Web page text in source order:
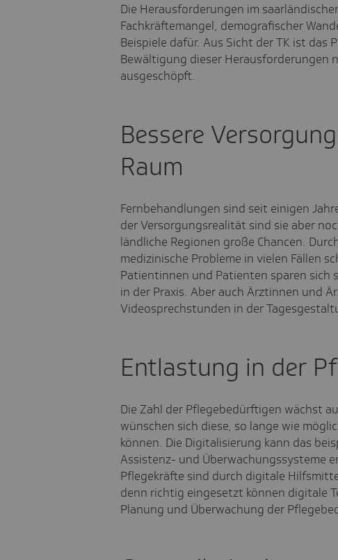
Die Herausforderungen im
Fachkräftemangel, demografischer
Beispiele dafür. Aus Sicht der TK ist das
Bewältigung dieser Herausforderungen
ausgeschöpft.
Bessere
Raum
Fernbehandlungen sind seit einigen
der Versorgungsrealität sind sie aber
ländliche Regionen große Chancen.
medizinische Probleme in vielen Fällen
Patientinnen und Patienten sparen sich
in der Praxis. Aber auch Ärztinnen und
Videosprechstunden in der
Entlastung in der
Die Zahl der Pflegebedürftigen wächst
wünschen sich diese, so lange wie
können. Die Digitalisierung kann das
Assistenz- und Überwachungssysteme
Pflegekräfte sind durch digitale
denn richtig eingesetzt können digitale
Planung und Überwachung der